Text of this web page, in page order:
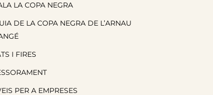
LA COPA NEGRA
DE LA COPA NEGRA DE L’ARNAU
I FIRES
PER A EMPRESES